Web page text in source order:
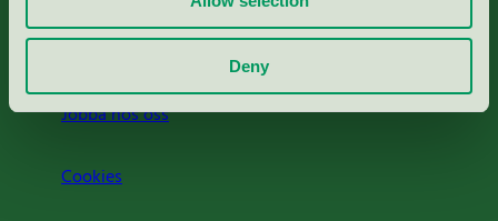
Deny
Jobba hos oss
Cookies